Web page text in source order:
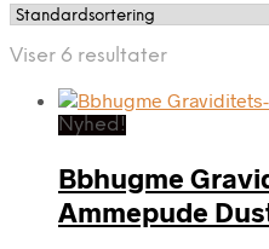
Viser 6 resultater
Nyhed!
Bbhugme
Ammepude